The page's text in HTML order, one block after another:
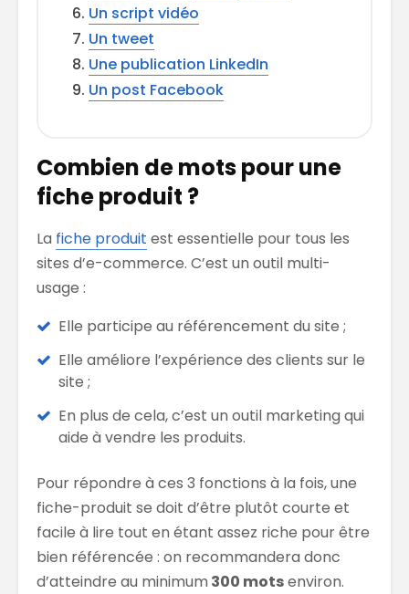
Un script vidéo
Un tweet
Une publication LinkedIn
Un post Facebook
Combien de mots pour une
fiche produit ?
La fiche produit est essentielle pour tous les
sites d’e-commerce. C’est un outil multi-
usage :
Elle participe au référencement du site ;
Elle améliore l’expérience des clients sur le
site ;
En plus de cela, c’est un outil marketing qui
aide à vendre les produits.
Pour répondre à ces 3 fonctions à la fois, une
fiche-produit se doit d’être plutôt courte et
facile à lire tout en étant assez riche pour être
bien référencée : on recommandera donc
d’atteindre au minimum 300 motsenviron.